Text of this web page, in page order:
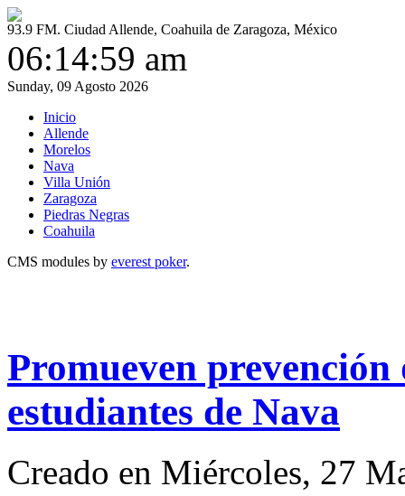
93.9 FM. Ciudad Allende, Coahuila de Zaragoza, México
06:14:59 am
Sunday, 09 Agosto 2026
Inicio
Allende
Morelos
Nava
Villa Unión
Zaragoza
Piedras Negras
Coahuila
CMS modules by everest poker.
Promueven
estudiantes de Nava
Creado en Miércoles, 27